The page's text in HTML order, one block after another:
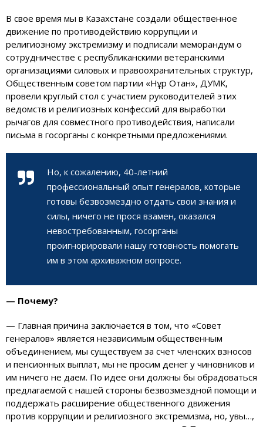
В свое время мы в Казахстане создали общественное
движение по противодействию коррупции и
религиозному экстремизму и подписали меморандум о
сотрудничестве с республиканскими ветеранскими
организациями силовых и правоохранительных структур,
Общественным советом партии «Нұр Отан», ДУМК,
провели круглый стол с участием руководителей этих
ведомств и религиозных конфессий для выработки
рычагов для совместного противодействия, написали
письма в госорганы с конкретными предложениями.
Но, к сожалению, 40-летний
профессиональный опыт генералов, которые
готовы безвозмездно отдать свои знания и
силы, ничего не прося взамен, оказался
невостребованным, госорганы
проигнорировали нашу готовность помогать
им в этом архиважном вопросе.
— Почему?
— Главная причина заключается в том, что «Совет
генералов» является независимым общественным
объединением, мы существуем за счет членских взносов
и пенсионных выплат, мы не просим денег у чиновников и
им ничего не даем. По идее они должны бы обрадоваться
предлагаемой с нашей стороны безвозмездной помощи и
поддержать расширение общественного движения
против коррупции и религиозного экстремизма, но, увы…,